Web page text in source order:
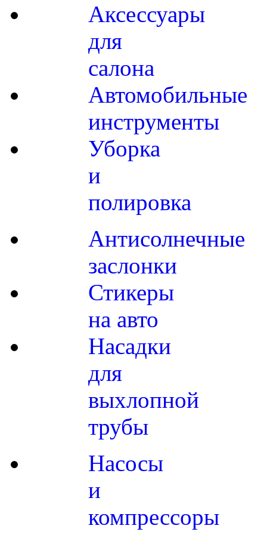
Аксессуары
для
салона
Автомобильные
инструменты
Уборка
и
полировка
Антисолнечные
заслонки
Стикеры
на авто
Насадки
для
выхлопной
трубы
Насосы
и
компрессоры